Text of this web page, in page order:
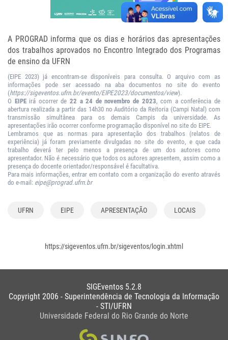
A PROGRAD informa que os dias e horários das apresentações
dos trabalhos aprovados no Encontro Integrado dos Programas
de ensino da UFRN
(EIPE 2023) já encontram-se disponíveis para consulta. O arquivo com as
informações pode ser acessado na aba documentos no site do evento
(https://sigeventos.ufrn.br/evento/EIPE2023/documentos/view).
O EIPE irá ocorrer de22 a 24 de novembro de 2023, com a conferência de
abertura realizada a partir das 14h30 no Auditório da Reitoria (Campi Natal) com
transmissão simultânea para os demais Campis da universidade. As
apresentações irão ocorrer conforme programação disponível no site do EIPE.
Lembramos que as normas para apresentação dos trabalhos (relatos de
experiência) já foram previamente divulgadas no site do evento, e que cada
trabalho deverá ter pelo menos a presença de um dos autores como
apresentador. Não é necessário que todos os autores apresentem, assim como a
presença do docente orientador/responsável é facultativa.
Para mais informações, entrar em contato com a organização do evento através
do e-mail: eipe@prograd.ufrn.br
UFRN EIPE APRESENTAÇÃO LOCAIS
https://sigeventos.ufrn.br/sigeventos/login.xhtml
SIGEventos 5.2.8
Copyright 2006 - Superintendência de Tecnologia da Informação
- STI/UFRN
Universidade Federal do Rio Grande do Norte